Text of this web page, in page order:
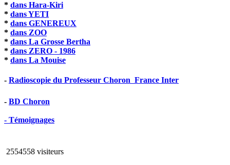
* dans Hara-Kiri
* dans YETI
* dans GENEREUX
* dans ZOO
* dans La Grosse Bertha
* dans ZERO - 1986
* dans La Mouise
- Radioscopie du Professeur Choron  France Inter
- BD Choron
- Témoignages
2554558 visiteurs